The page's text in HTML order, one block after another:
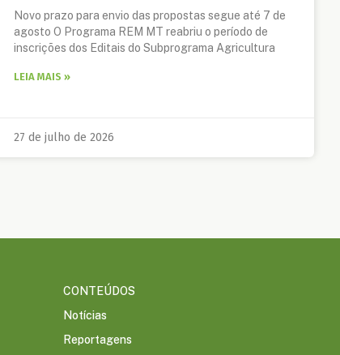
Novo prazo para envio das propostas segue até 7 de
agosto O Programa REM MT reabriu o período de
inscrições dos Editais do Subprograma Agricultura
LEIA MAIS »
27 de julho de 2026
CONTEÚDOS
Notícias
Reportagens